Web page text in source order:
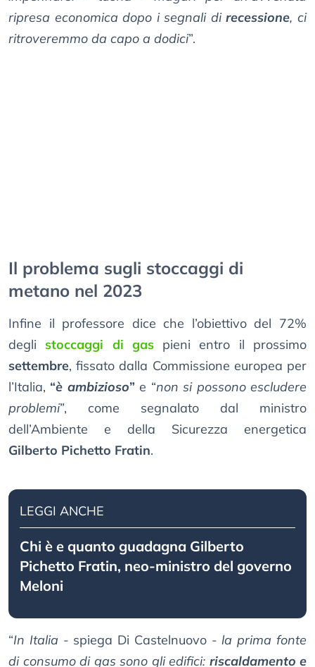
ripresa economica dopo i segnali direcessione, ci
ritroveremmo da capo a dodici”.
Il problema sugli stoccaggi di
metano nel 2023
Infine il professore dice che l’obiettivo del 72%
degli stoccaggi di gaspieni entro il prossimo
settembre, fissato dalla Commissione europea per
l’Italia, “è ambizioso” e “non si possono escludere
problemi”, come segnalato dal ministro
dell’Ambiente e della Sicurezza energetica
Gilberto Pichetto Fratin.
LEGGI ANCHE
Chi è e quanto guadagna Gilberto
Pichetto Fratin, neo-ministro del governo
Meloni
“In Italia - spiega Di Castelnuovo -la prima fonte
di consumo di gas sono gli edifici: riscaldamento e